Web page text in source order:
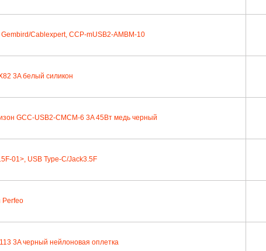
Cablexpert, CCP-mUSB2-AMBM-10
3A белый силикон
GCC-USB2-CMCM-6 3A 45Вт медь черный
01>, USB Type-C/Jack3.5F
Perfeo
3A черный нейлоновая оплетка